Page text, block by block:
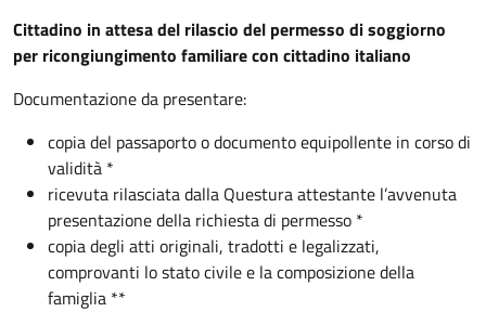
Cittadino in attesa del rilascio del permesso di soggiorno
per ricongiungimento familiare con cittadino italiano
Documentazione da presentare:
copia del passaporto o documento equipollente in corso di
validità *
ricevuta rilasciata dalla Questura attestante l’avvenuta
presentazione della richiesta di permesso *
copia degli atti originali, tradotti e legalizzati,
comprovanti lo stato civile e la composizione della
famiglia **